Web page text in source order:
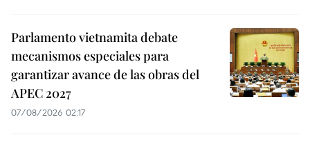
Parlamento vietnamita debate
mecanismos especiales para
garantizar avance de las obras del
APEC 2027
07/08/2026 02:17